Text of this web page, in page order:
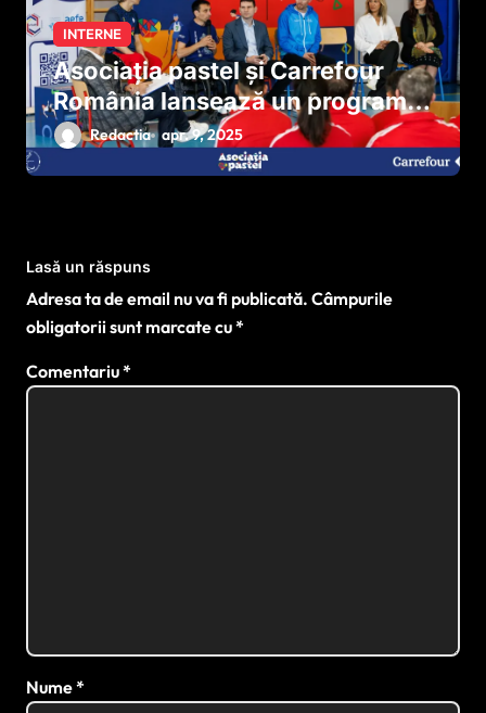
INTERNE
Asociația pastel și Carrefour
România lansează un program
național pentru dezvoltarea
sportului paralimpic
Redactia apr. 9, 2025
Lasă un răspuns
Adresa ta de email nu va fi publicată. Câmpurile
obligatorii sunt marcate cu*
Comentariu*
Nume*